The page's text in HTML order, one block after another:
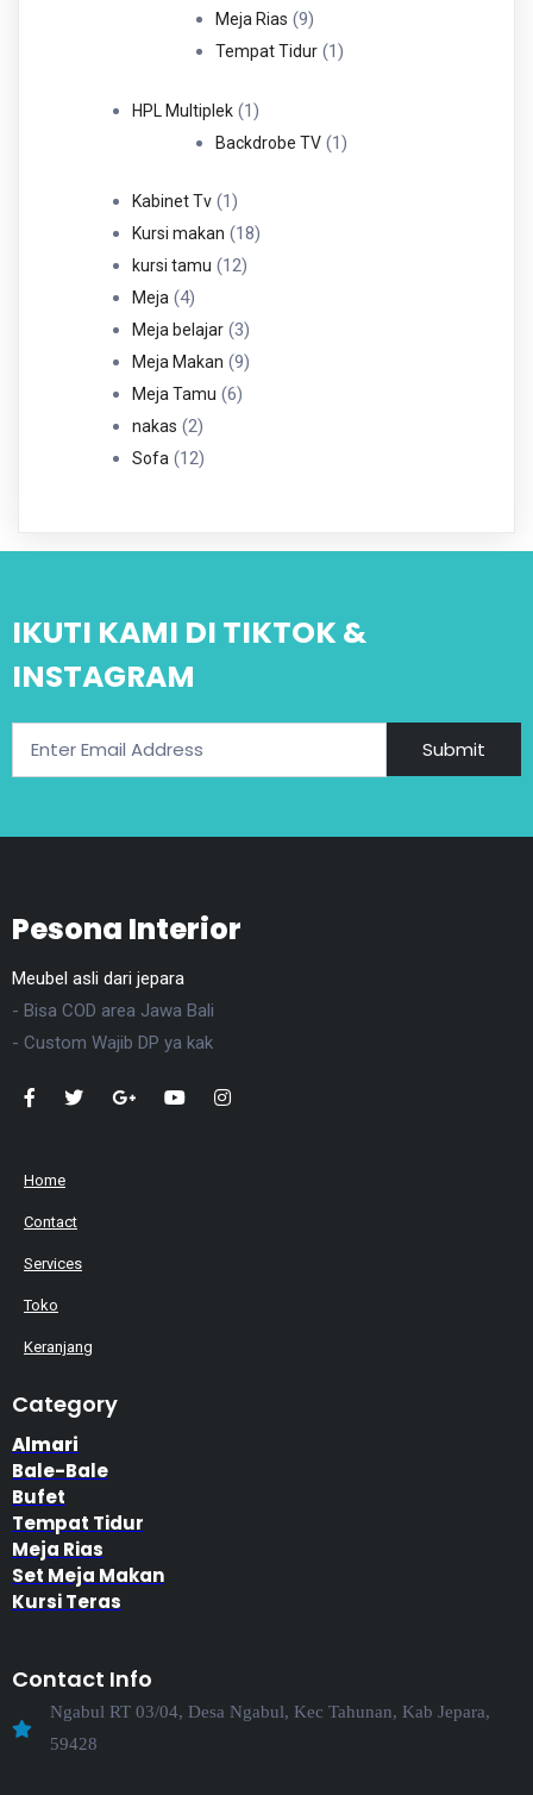
Meja Rias 99
Produk
Tempat Tidur 11
HPL Multiplek 11
Produk
Backdrobe TV 11
Kabinet Tv 11
Produk
Kursi makan 1818
kursi tamu 1212
Meja 44
Produk
Meja belajar 33
Produk
Meja Makan 99
Meja Tamu 66
nakas 22
Produk
Sofa 1212
IKUTI KAMI DI TIKTOK &
INSTAGRAM
Submit
Pesona Interior
Meubel asli dari jepara
- Bisa COD area Jawa Bali
- Custom Wajib DP ya kak
Home
Contact
Services
Toko
Keranjang
Category
Almari
Bale-Bale
Bufet
Tempat Tidur
Meja Rias
Set Meja Makan
Kursi Teras
Contact Info
Ngabul RT 03/04, Desa Ngabul, Kec Tahunan, Kab Jepara,
59428